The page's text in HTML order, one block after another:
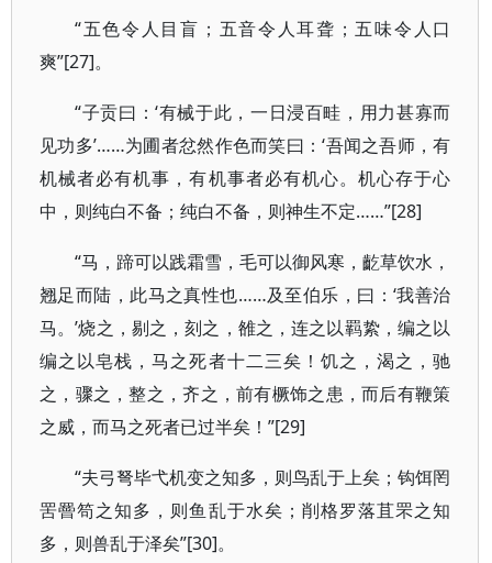
“五色令人目盲；五音令人耳聋；五味令人口
爽”[27]。
“子贡曰：‘有械于此，一日浸百畦，用力甚寡而
见功多’……为圃者忿然作色而笑曰：‘吾闻之吾师，有
机械者必有机事，有机事者必有机心。机心存于心
中，则纯白不备；纯白不备，则神生不定……”[28]
“马，蹄可以践霜雪，毛可以御风寒，齕草饮水，
翘足而陆，此马之真性也……及至伯乐，曰：‘我善治
马。’烧之，剔之，刻之，雒之，连之以羁絷，编之以
编之以皂栈，马之死者十二三矣！饥之，渴之，驰
之，骤之，整之，齐之，前有橛饰之患，而后有鞭策
之威，而马之死者已过半矣！”[29]
“夫弓弩毕弋机变之知多，则鸟乱于上矣；钩饵罔
罟罾笱之知多，则鱼乱于水矣；削格罗落苴罘之知
多，则兽乱于泽矣”[30]。